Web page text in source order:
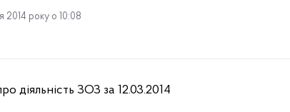
2014 року о 10:08
діяльність ЗОЗ за 12.03.2014